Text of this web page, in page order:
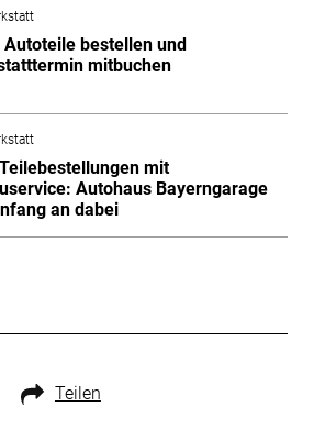
Autoteile bestellen und
mitbuchen
mit
Autohaus Bayerngarage
an dabei
Teilen